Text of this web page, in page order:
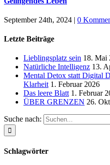
September 24th, 2024 | 0
Letzte Beiträge
Lieblingsplatz sein 18. Mai
Natürliche Intelligenz 13.
Mental Detox statt Digital
Klarheit 1. Februar 2026
Das leere Blatt 1. Februar
ÜBER GRENZEN 26.
Suche nach:
Schlagwörter